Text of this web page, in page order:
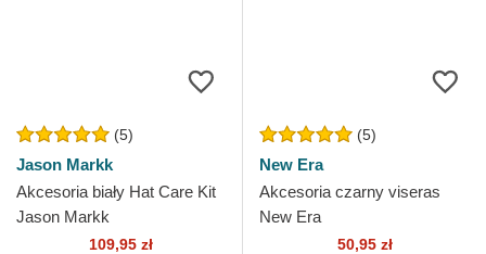
(5)
Jason Markk
Akcesoria biały Hat Care Kit
Jason Markk
109,95 zł
(5)
New Era
Akcesoria czarny viseras
New Era
50,95 zł